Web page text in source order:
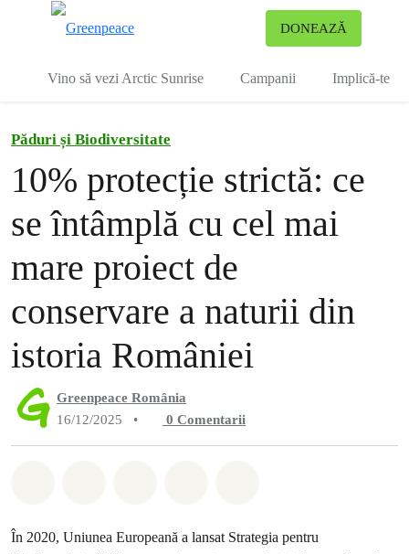
DONEAZĂ
Vino să vezi Arctic Sunrise Campanii Implică-te
Păduri și Biodiversitate
10% protecție strictă: ce
se întâmplă cu cel mai
mare proiect de
conservare a naturii din
istoria României
Greenpeace România
16/12/2025
• 0 Comentarii
În 2020, Uniunea Europeană a lansat Strategia pentru